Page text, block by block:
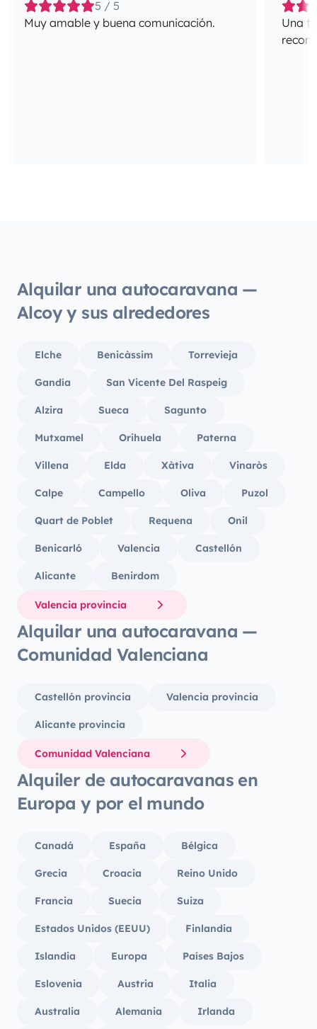
5 / 5
Muy amable y buena comunicación.
Una
Alquilar una autocaravana —
Alcoy y sus alrededores
Elche Benicàssim Torrevieja
Gandía San Vicente Del Raspeig
Alzira Sueca Sagunto
Mutxamel Orihuela Paterna
Villena Elda Xàtiva Vinaròs
Calpe Campello Oliva Puzol
Quart de Poblet Requena Onil
Benicarló Valencia Castellón
Alicante Benirdom
Valencia provincia
Alquilar una autocaravana —
Comunidad Valenciana
Castellón provincia Valencia provincia
Alicante provincia
Comunidad Valenciana
Alquiler de autocaravanas en
Europa y por el mundo
Canadá España Bélgica
Grecia Croacia Reino Unido
Francia Suecia Suiza
Estados Unidos (EEUU) Finlandia
Islandia Europa Países Bajos
Eslovenia Austria Italia
Australia Alemania Irlanda